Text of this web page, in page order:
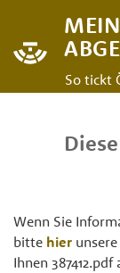
So tickt
Wenn Sie
bitte hier
Ihnen